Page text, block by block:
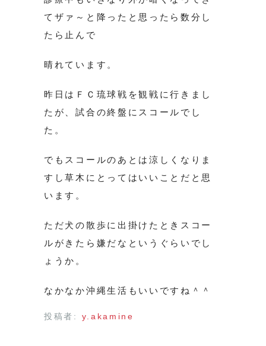
てザァ～と降ったと思ったら数分し
たら止んで
晴れています。
昨日はＦＣ琉球戦を観戦に行きまし
たが、試合の終盤にスコールでし
た。
でもスコールのあとは涼しくなりま
すし草木にとってはいいことだと思
います。
ただ犬の散歩に出掛けたときスコー
ルがきたら嫌だなというぐらいでし
ょうか。
なかなか沖縄生活もいいですね＾＾
投稿者: y.akamine